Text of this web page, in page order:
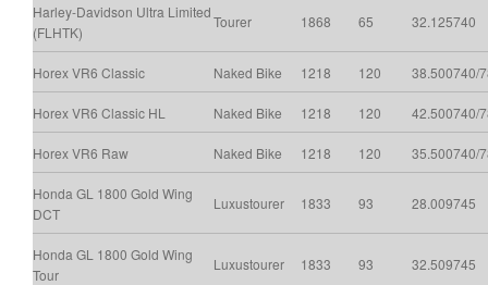
Harley-Davidson Ultra Limited
(FLHTK)
Tourer 1868 65 32.125740
Horex VR6 Classic Naked Bike 1218 120 38.500740/
Horex VR6 Classic HL Naked Bike 1218 120 42.500740/
Horex VR6 Raw Naked Bike 1218 120 35.500740/
Honda GL 1800 Gold Wing
DCT
Luxustourer 1833 93 28.009745
Honda GL 1800 Gold Wing
Tour
Luxustourer 1833 93 32.509745